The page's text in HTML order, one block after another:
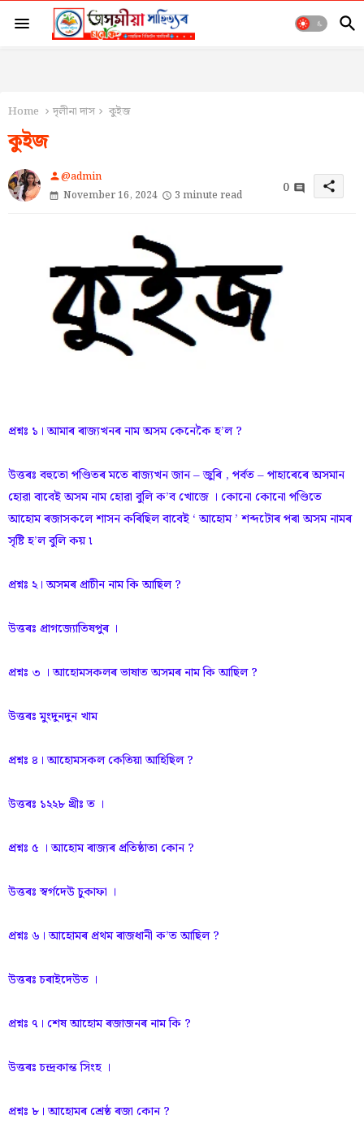
Home দৃলীনা দাস কুইজ
কুইজ
person@admin
November 16, 2024
3 minute read 0 share
প্রশ্নঃ ১। আমাৰ ৰাজ্যখনৰ নাম অসম কেনেকৈ হ’ল ?
উত্তৰঃ বহুতো পণ্ডিতৰ মতে ৰাজ্যখন জান – জুৰি , পৰ্বত – পাহাৰেৰে অসমান
হোৱা বাবেই অসম নাম হোৱা বুলি ক’ব খোজে । কোনো কোনো পণ্ডিতে
আহোম ৰজাসকলে শাসন কৰিছিল বাবেই ‘ আহোম ’ শব্দটোৰ পৰা অসম নামৰ
সৃষ্টি হ’ল বুলি কয় ৷
প্রশ্নঃ ২। অসমৰ প্রাচীন নাম কি আছিল ?
উত্তৰঃ প্ৰাগজ্যোতিষপুৰ ।
প্রশ্নঃ ৩ । আহোমসকলৰ ভাষাত অসমৰ নাম কি আছিল ?
উত্তৰঃ মুংদুনদুন খাম
প্রশ্নঃ ৪। আহোমসকল কেতিয়া আহিছিল ?
উত্তৰঃ ১২২৮ খ্ৰীঃ ত ।
প্রশ্নঃ ৫ । আহোম ৰাজ্যৰ প্রতিষ্ঠাতা কোন ?
উত্তৰঃ স্বৰ্গদেউ চুকাফা ।
প্রশ্নঃ ৬। আহোমৰ প্ৰথম ৰাজধানী ক’ত আছিল ?
উত্তৰঃ চৰাইদেউত ।
প্রশ্নঃ ৭। শেষ আহোম ৰজাজনৰ নাম কি ?
উত্তৰঃ চন্দ্ৰকান্ত সিংহ ।
প্রশ্নঃ ৮। আহোমৰ শ্ৰেষ্ঠ ৰজা কোন ?